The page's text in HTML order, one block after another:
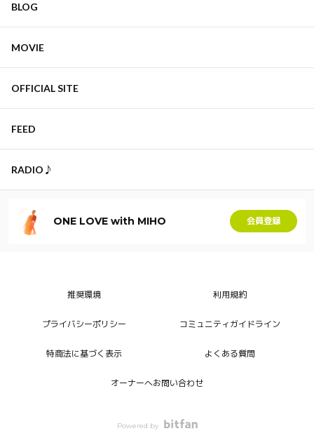
BLOG
MOVIE
OFFICIAL SITE
FEED
RADIO♪
ONE LOVE with MIHO 会員登録
推奨環境 利用規約
プライバシーポリシー コミュニティガイドライン
特商法に基づく表示 よくある質問
オーナーへお問い合わせ
Powered by